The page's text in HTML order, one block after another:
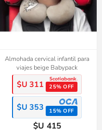
Almohada cervical infantil para
viajes beige Babypack
$U 311 25% OFF
$U 353 15% OFF
$U 415